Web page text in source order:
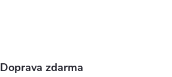
Doprava zdarma